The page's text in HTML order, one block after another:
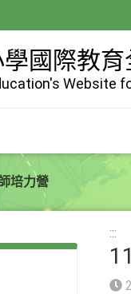
國際教育
Website
培力營
:::